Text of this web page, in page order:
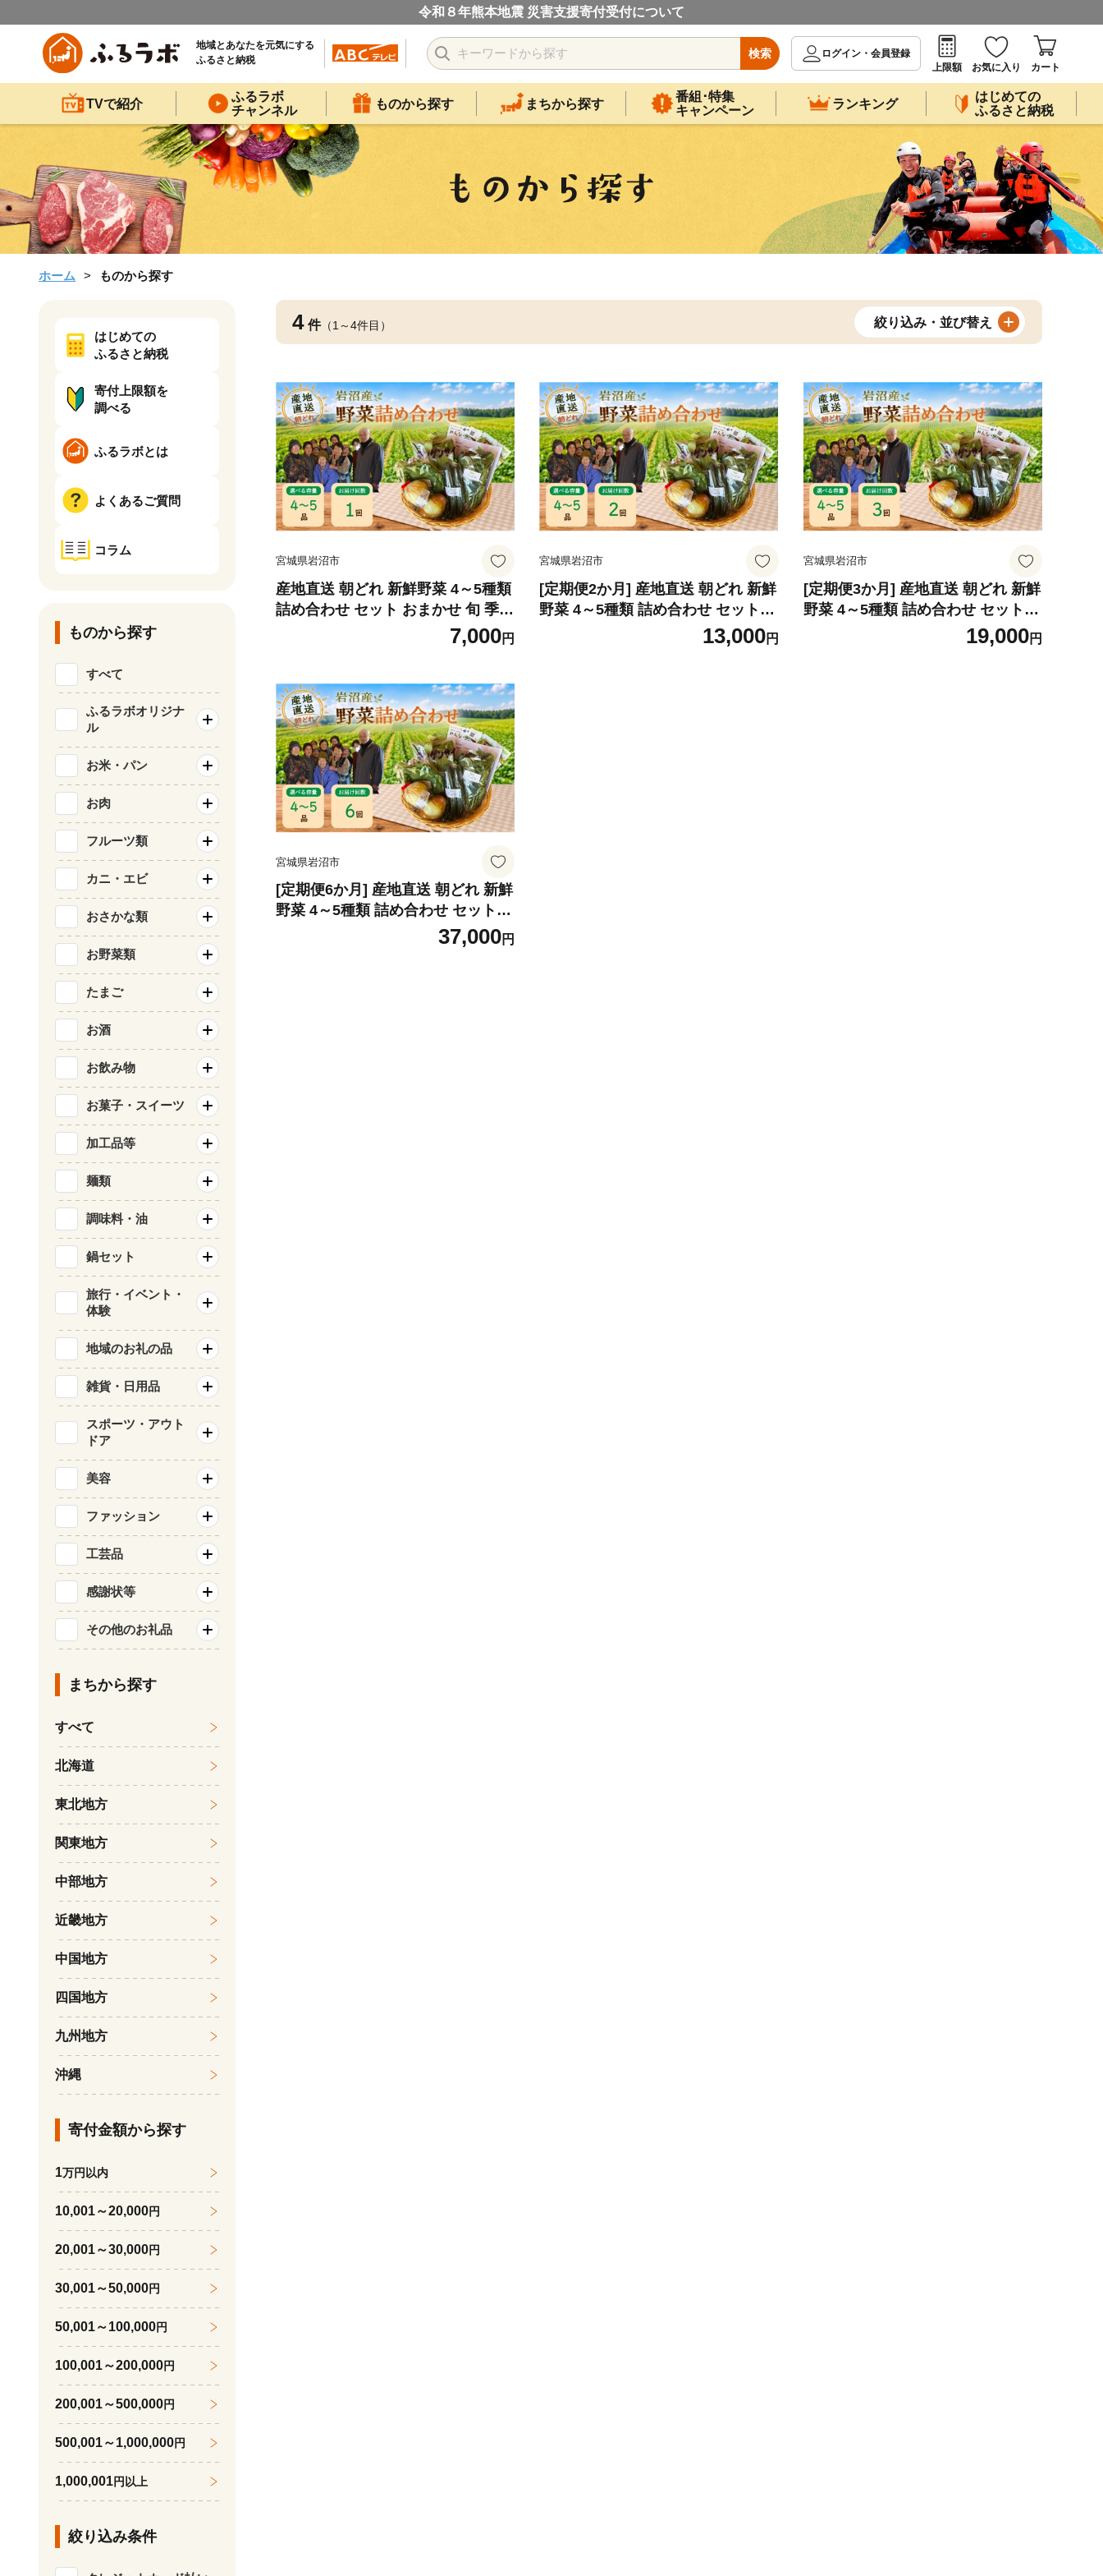
令和８年熊本地震 災害支援寄付受付について
地域とあなたを元気にする
ふるさと納税
検索
ログイン・会員登録
上限額
お気に入り カート
TVで紹介
ふるラボ
チャンネル
ものから探す まちから探す
番組･特集
キャンペーン
ランキング
はじめての
ふるさと納税
ホーム ものから探す
4 件（1～4件目） 絞り込み・並び替え
宮城県岩沼市
産地直送 朝どれ 新鮮野菜 4～5種類
詰め合わせ セット おまかせ 旬 季節
の野菜 春野菜 夏野菜 秋野菜 冬野菜
根菜 ネギ 白菜 トマト 玉ねぎ ほう
太陽と水と土 自然の恵みをたっぷ
り浴びた野菜 宮城県 岩沼産
7,000円
宮城県岩沼市
[定期便2か月] 産地直送 朝どれ 新鮮
野菜 4～5種類 詰め合わせ セット
おまかせ 旬 季節の野菜 春野菜 夏野
菜 秋野菜 冬野菜 根菜 ネギ 白菜 ト
13,000円
宮城県岩沼市
[定期便3か月] 産地直送 朝どれ 新鮮
野菜 4～5種類 詰め合わせ セット
おまかせ 旬 季節の野菜 春野菜 夏野
菜 秋野菜 冬野菜 根菜 ネギ 白菜 ト
19,000円
宮城県岩沼市
[定期便6か月] 産地直送 朝どれ 新鮮
野菜 4～5種類 詰め合わせ セット
おまかせ 旬 季節の野菜 春野菜 夏野
菜 秋野菜 冬野菜 根菜 ネギ 白菜 ト
37,000円
はじめての
ふるさと納税
寄付上限額を
調べる
ふるラボとは
よくあるご質問
コラム
ものから探す
すべて
ふるラボオリジナ
ル
お米・パン
お肉
フルーツ類
カニ・エビ
おさかな類
お野菜類
たまご
お酒
お飲み物
お菓子・スイーツ
加工品等
麺類
調味料・油
鍋セット
旅行・イベント・
体験
地域のお礼の品
雑貨・日用品
スポーツ・アウト
ドア
美容
ファッション
工芸品
感謝状等
その他のお礼品
まちから探す
すべて
北海道
東北地方
関東地方
中部地方
近畿地方
中国地方
四国地方
九州地方
沖縄
寄付金額から探す
1万円以内
10,001～20,000円
20,001～30,000円
30,001～50,000円
50,001～100,000円
100,001～200,000円
200,001～500,000円
500,001～1,000,000円
1,000,001円以上
絞り込み条件